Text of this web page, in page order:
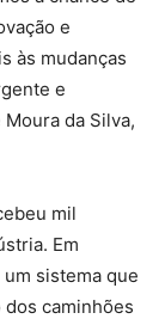
e
às mudanças
e
da Silva,
mil
Em
sistema que
dos caminhões